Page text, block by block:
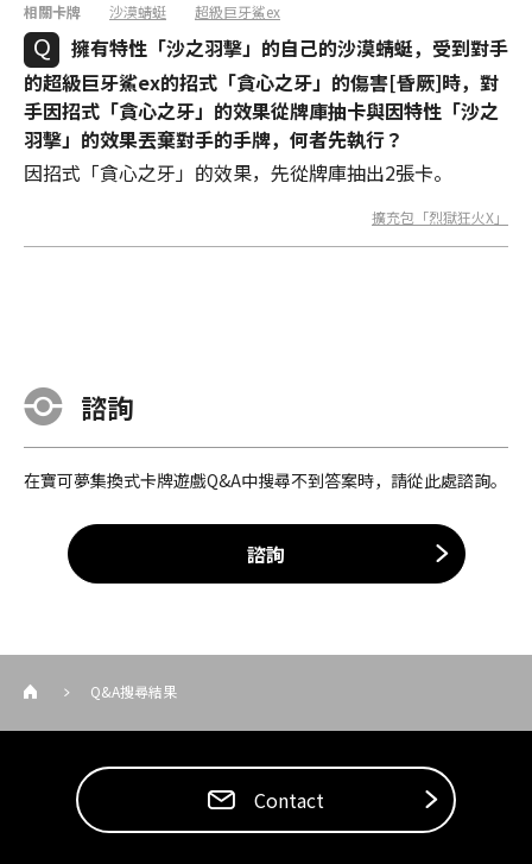
相關卡牌 沙漠蜻蜓 超級巨牙鯊ex
擁有特性「沙之羽擊」的自己的沙漠蜻蜓，受到對手
的超級巨牙鯊ex的招式「貪心之牙」的傷害[昏厥]時，對
手因招式「貪心之牙」的效果從牌庫抽卡與因特性「沙之
羽擊」的效果丟棄對手的手牌，何者先執行？
因招式「貪心之牙」的效果，先從牌庫抽出2張卡。
擴充包「烈獄狂火X」
諮詢
在寶可夢集換式卡牌遊戲Q&A中搜尋不到答案時，請從此處諮詢。
諮詢
Q&A搜尋結果
Contact